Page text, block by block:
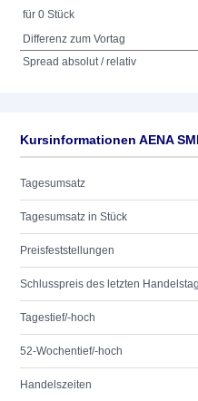
für 0 Stück
Differenz zum Vortag
Spread absolut / relativ
Kursinformationen AENA
Tagesumsatz
Tagesumsatz in Stück
Preisfeststellungen
Schlusspreis des letzten
Tagestief/-hoch
52-Wochentief/-hoch
Handelszeiten